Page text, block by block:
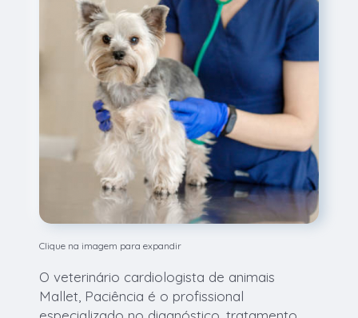
Clique na imagem para expandir
O veterinário cardiologista de animais
Mallet, Paciência é o profissional